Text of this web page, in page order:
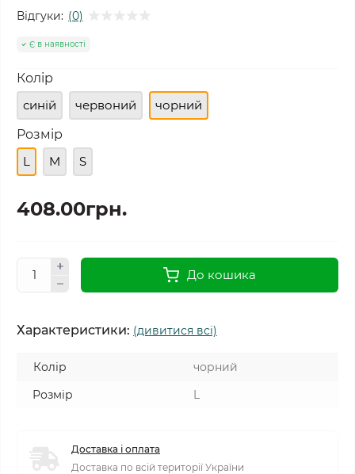
Відгуки: (0)
Є в наявності
Колір
синій
червоний
чорний
Розмір
L
M S
408.00грн.
До кошика
Характеристики: (дивитися всі)
Колір
чорний
Розмір
L
Доставка і оплата
Доставка по всій території України